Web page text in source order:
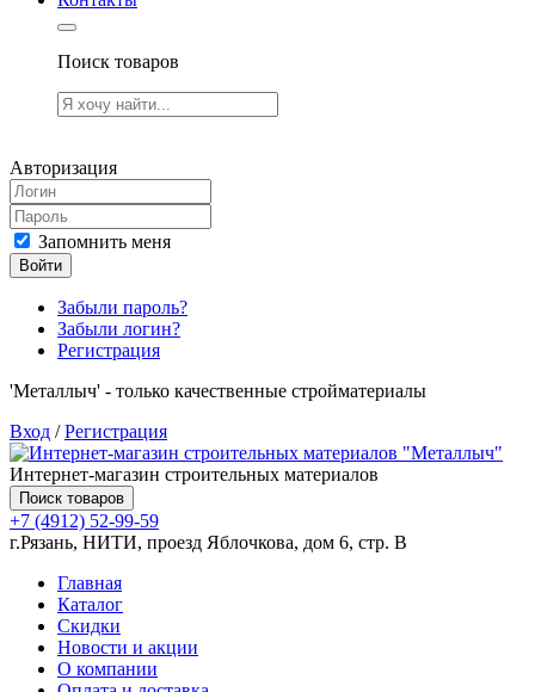
Поиск товаров
Авторизация
Запомнить меня
Войти
Забыли пароль?
Забыли логин?
Регистрация
'Металлыч' - только качественные стройматериалы
Вход /Регистрация
Интернет-магазин строительных материалов
Поиск товаров
+7 (4912) 52-99-59
г.Рязань, НИТИ, проезд Яблочкова, дом 6, стр. В
Главная
Каталог
Скидки
Новости и акции
О компании